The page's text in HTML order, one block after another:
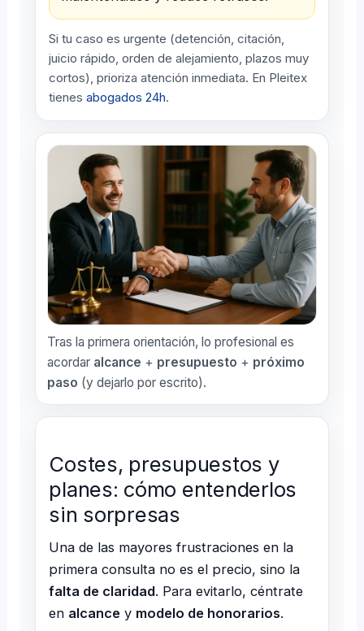
Si tu caso es urgente (detención, citación,
juicio rápido, orden de alejamiento, plazos muy
cortos), prioriza atención inmediata. En Pleitex
tienesabogados 24h.
Tras la primera orientación, lo profesional es
acordar alcance + presupuesto + próximo
paso (y dejarlo por escrito).
Costes, presupuestos y
planes: cómo entenderlos
sin sorpresas
Una de las mayores frustraciones en la
primera consulta no es el precio, sino la
falta de claridad. Para evitarlo, céntrate
en alcance y modelo de honorarios.